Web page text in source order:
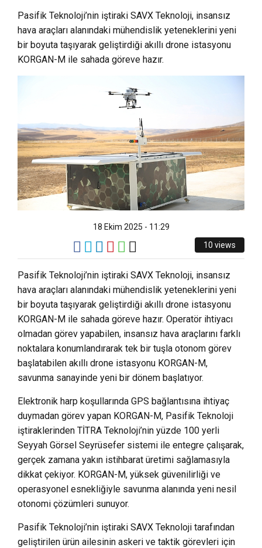
Pasifik Teknoloji’nin iştiraki SAVX Teknoloji, insansız
hava araçları alanındaki mühendislik yeteneklerini yeni
bir boyuta taşıyarak geliştirdiği akıllı drone istasyonu
KORGAN-M ile sahada göreve hazır.
18 Ekim 2025 - 11:29
10 views
Pasifik Teknoloji’nin iştiraki SAVX Teknoloji, insansız
hava araçları alanındaki mühendislik yeteneklerini yeni
bir boyuta taşıyarak geliştirdiği akıllı drone istasyonu
KORGAN-M ile sahada göreve hazır. Operatör ihtiyacı
olmadan görev yapabilen, insansız hava araçlarını farklı
noktalara konumlandırarak tek bir tuşla otonom görev
başlatabilen akıllı drone istasyonu KORGAN-M,
savunma sanayinde yeni bir dönem başlatıyor.
Elektronik harp koşullarında GPS bağlantısına ihtiyaç
duymadan görev yapan KORGAN-M, Pasifik Teknoloji
iştiraklerinden TİTRA Teknoloji’nin yüzde 100 yerli
Seyyah Görsel Seyrüsefer sistemi ile entegre çalışarak,
gerçek zamana yakın istihbarat üretimi sağlamasıyla
dikkat çekiyor. KORGAN-M, yüksek güvenilirliği ve
operasyonel esnekliğiyle savunma alanında yeni nesil
otonomi çözümleri sunuyor.
Pasifik Teknoloji’nin iştiraki SAVX Teknoloji tarafından
geliştirilen ürün ailesinin askeri ve taktik görevleri için